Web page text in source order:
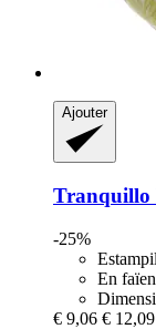
Ajouter
Tranquillo
-25%
En
€ 9,06 € 12,09